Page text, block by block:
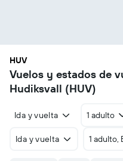
HUV
Vuelos y estados de
Hudiksvall (HUV)
Ida y vuelta 1 adulto
Ida y vuelta 1 adulto,